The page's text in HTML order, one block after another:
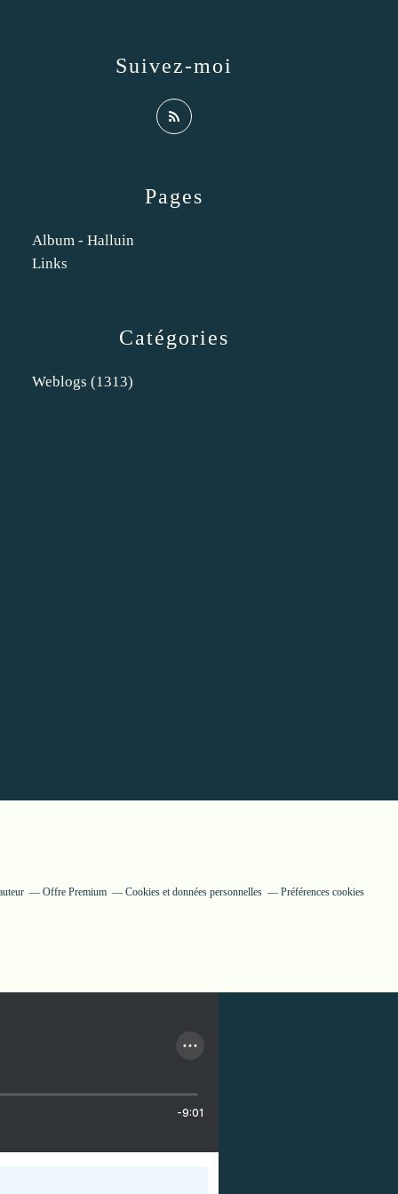
Catégories
Weblogs (1313)
Pages
Album - Halluin
Links
Suivez-moi
Offre Premium Cookies et données personnelles Préférences cookies
-9:01